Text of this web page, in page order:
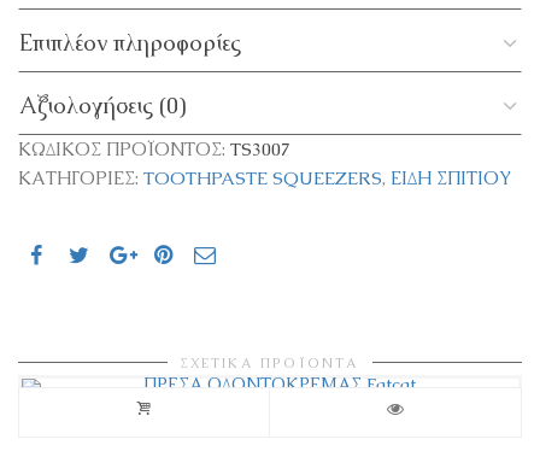
Επιπλέον πληροφορίες
Αξιολογήσεις (0)
ΚΩΔΙΚΌΣ ΠΡΟΪΌΝΤΟΣ: TS3007
ΚΑΤΗΓΟΡΊΕΣ: TOOTHPASTE SQUEEZERS, ΕΊΔΗ ΣΠΙΤΙΟΎ
ΣΧΕΤΙΚΆ ΠΡΟΪΌΝΤΑ